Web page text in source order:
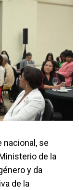
nacional, se
de la
y da
de la